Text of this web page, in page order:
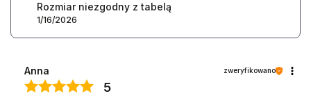
Rozmiar niezgodny z tabelą
1/16/2026
Anna zweryfikowano
5